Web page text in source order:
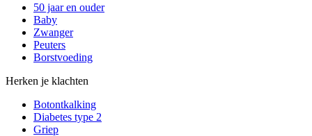
50 jaar en ouder
Baby
Zwanger
Peuters
Borstvoeding
Herken je klachten
Botontkalking
Diabetes type 2
Griep